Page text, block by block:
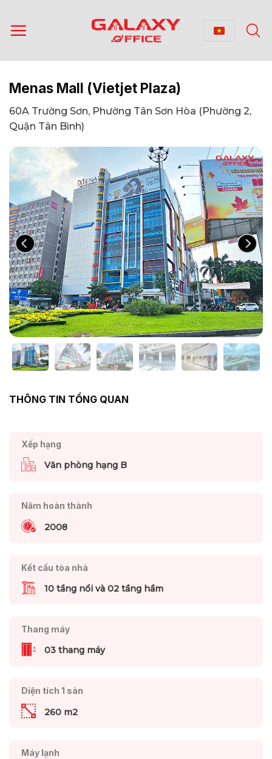
qua
nội
Menas Mall (Vietjet Plaza)
60A Trường Sơn, Phường Tân Sơn Hòa (Phường 2,
Quận Tân Bình)
THÔNG TIN TỔNG QUAN
Xếp hạng
Văn phòng hạng B
Năm hoàn thành
2008
Kết cấu tòa nhà
10 tầng nổi và 02 tầng hầm
Thang máy
03 thang máy
Diện tích 1 sàn
260 m2
Máy lạnh